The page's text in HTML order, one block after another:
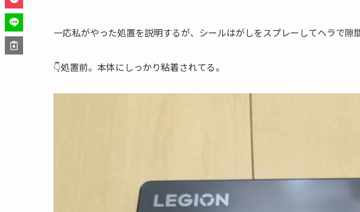
一応私がやった処置を説明するが、シールはがしをスプレーしてヘラで隙
👇️処置前。本体にしっかり粘着されてる。